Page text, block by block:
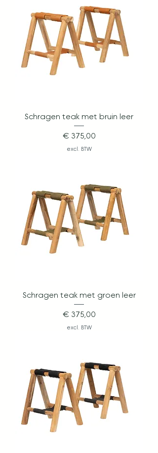
Schragen teak met bruin leer
Prijs
€ 375,00
excl. BTW
Schragen teak met groen leer
Prijs
€ 375,00
excl. BTW